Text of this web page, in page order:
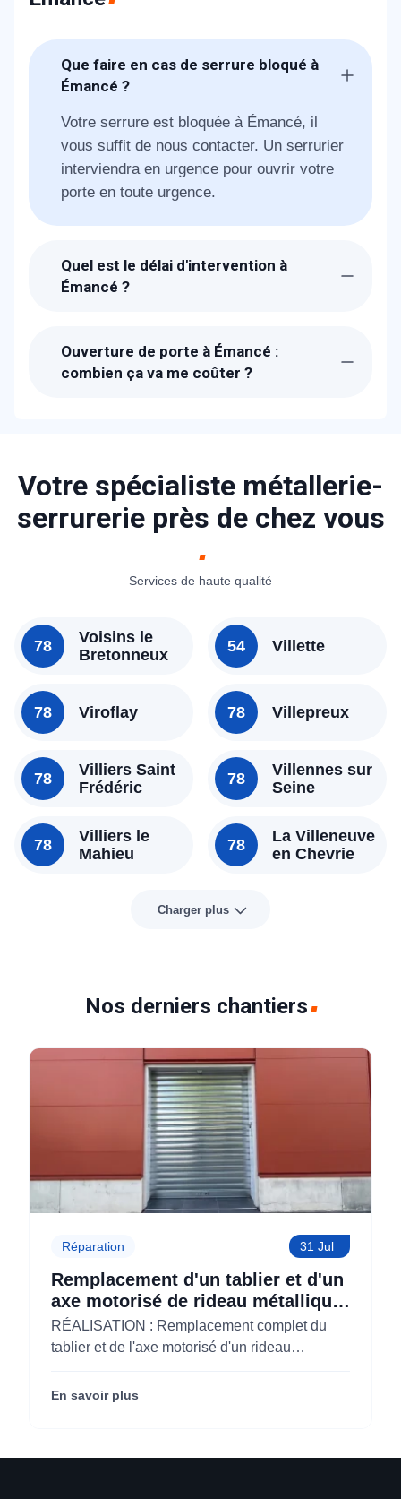
Que faire en cas de serrure bloqué à
Émancé ?
Votre serrure est bloquée à Émancé, il
vous suffit de nous contacter. Un serrurier
interviendra en urgence pour ouvrir votre
porte en toute urgence.
Quel est le délai d'intervention à
Émancé ?
vous à Émancé dans l'heure pour vous
dépanner et ouvrir votre porte bloquée.
Ouverture de porte à Émancé :
combien ça va me coûter ?
type de blocage.
Votre spécialiste métallerie-
serrurerie près de chez vous
Services de haute qualité
78
Voisins le
Bretonneux
78 Viroflay
78
Villiers Saint
Frédéric
78
Villiers le
Mahieu
54 Villette
78 Villepreux
78
Villennes sur
Seine
78
La Villeneuve
en Chevrie
Charger plus
Nos derniers chantiers
Réparation 31 Jul
Remplacement d'un tablier et d'un
axe motorisé de rideau métallique
pour M'CHADAL (Optical Center)
(95)
RÉALISATION : Remplacement complet du
tablier et de l'axe motorisé d'un rideau
Center) (95290).
En savoir plus